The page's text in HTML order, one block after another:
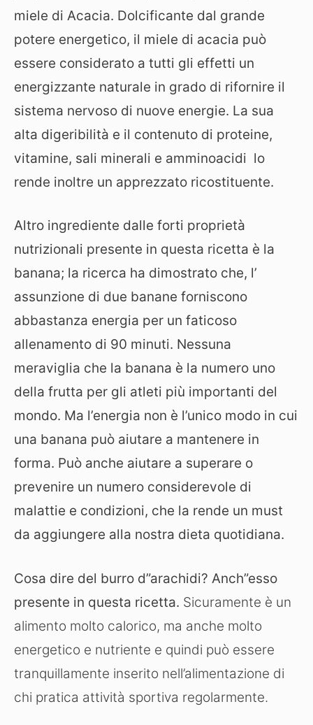
miele di Acacia. Dolcificante dal grande
potere energetico, il miele di acacia può
essere considerato a tutti gli effetti un
energizzante naturale in grado di rifornire il
sistema nervoso di nuove energie. La sua
alta digeribilità e il contenuto di proteine,
vitamine, sali minerali e amminoacidi lo
rende inoltre un apprezzato ricostituente.
Altro ingrediente dalle forti proprietà
nutrizionali presente in questa ricetta è la
banana; la ricerca ha dimostrato che, l’
assunzione di due banane forniscono
abbastanza energia per un faticoso
allenamento di 90 minuti. Nessuna
meraviglia che la banana è la numero uno
della frutta per gli atleti più importanti del
mondo. Ma l’energia non è l’unico modo in cui
una banana può aiutare a mantenere in
forma. Può anche aiutare a superare o
prevenire un numero considerevole di
malattie e condizioni, che la rende un must
da aggiungere alla nostra dieta quotidiana.
Cosa dire del burro d”arachidi? Anch”esso
presente in questa ricetta. Sicuramente è un
alimento molto calorico, ma anche molto
energetico e nutriente e quindi può essere
tranquillamente inserito nell’alimentazione di
chi pratica attività sportiva regolarmente.